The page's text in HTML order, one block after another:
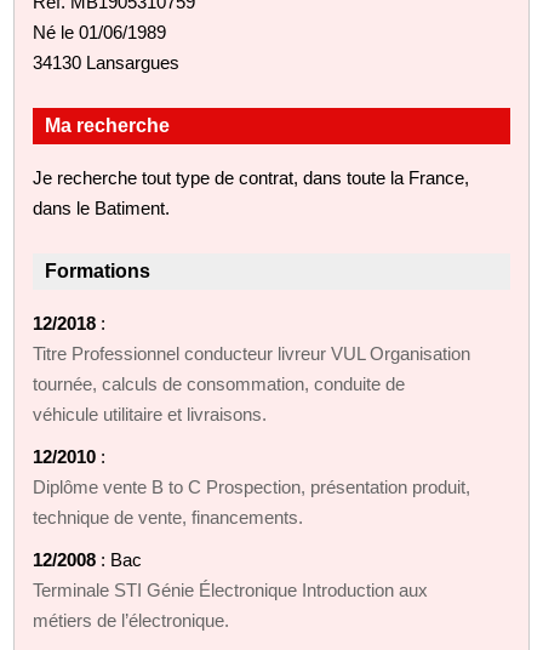
Né le 01/06/1989
34130 Lansargues
Ma recherche
Je recherche tout type de contrat, dans toute la France,
dans le Batiment.
Formations
12/2018 :
Titre Professionnel conducteur livreur VUL Organisation
tournée, calculs de consommation, conduite de
véhicule utilitaire et livraisons.
12/2010 :
Diplôme vente B to C Prospection, présentation produit,
technique de vente, financements.
12/2008 : Bac
Terminale STI Génie Électronique Introduction aux
métiers de l’électronique.